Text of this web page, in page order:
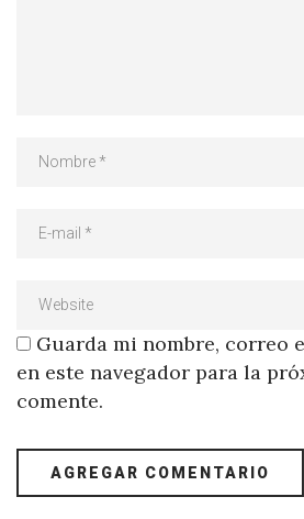
Guarda mi nombre, correo
en este navegador para la
comente.